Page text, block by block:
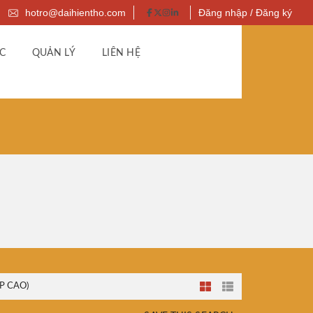
hotro@daihientho.com Đăng nhập / Đăng ký
QUẢN LÝ LIÊN HỆ
CAO)